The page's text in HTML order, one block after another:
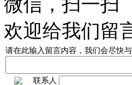
欢迎给我们留
请在此输入留言内容，我们会尽快与
联系人